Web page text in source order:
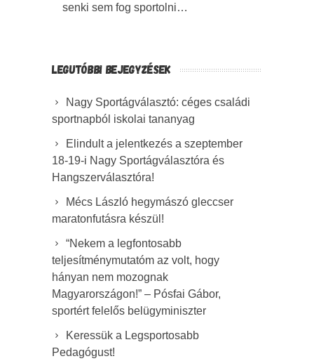
senki sem fog sportolni…
LEGUTÓBBI BEJEGYZÉSEK
Nagy Sportágválasztó: céges családi
sportnapból iskolai tananyag
Elindult a jelentkezés a szeptember
18-19-i Nagy Sportágválasztóra és
Hangszerválasztóra!
Mécs László hegymászó gleccser
maratonfutásra készül!
“Nekem a legfontosabb
teljesítménymutatóm az volt, hogy
hányan nem mozognak
Magyarországon!” – Pósfai Gábor,
sportért felelős belügyminiszter
Keressük a Legsportosabb
Pedagógust!